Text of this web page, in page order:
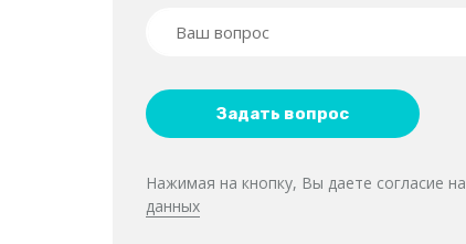
Нажимая на кнопку, Вы даете согласие
данных